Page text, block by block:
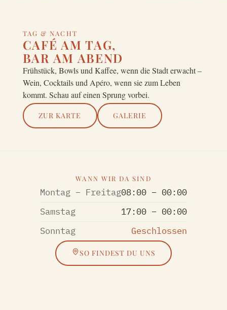
TAG & NACHT
CAFÉ AM TAG,
BAR AM ABEND
Frühstück, Bowls und Kaffee, wenn die Stadt erwacht –
Wein, Cocktails und Apéro, wenn sie zum Leben
kommt. Schau auf einen Sprung vorbei.
ZUR KARTE GALERIE
WANN WIR DA SIND
Montag – Freitag08:00 – 00:00
Samstag
17:00 – 00:00
Sonntag
Geschlossen
SO FINDEST DU UNS